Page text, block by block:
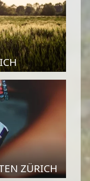
ZÜRICH